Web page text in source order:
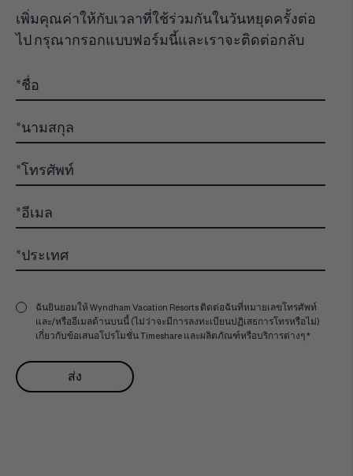
เพิ่มคุณค่าให้กับเวลาที่ใช้ร่วมกันในวันหยุดครั้งต่อ
ไป กรุณากรอกแบบฟอร์มนี้และเราจะติดต่อกลับ
ฉันยินยอมให้ Wyndham Vacation Resorts ติดต่อฉันที่หมายเลขโทรศัพท์
และ/หรืออีเมลด้านบนนี้ (ไม่ว่าจะมีการลงทะเบียนปฏิเสธการโทรหรือไม่)
เกี่ยวกับข้อเสนอโปรโมชั่น Timeshare และผลิตภัณฑ์หรือบริการต่างๆ *